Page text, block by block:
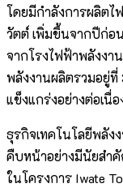
โดยมีกำลังการผลิตไ
วัตต์ เพิ่มขึ้นจากปีก่อ
จากโรงไฟฟ้าพลังงา
พลังงานผลิตรวมอยู่ที่
แข็งแกร่งอย่างต่อเนื่อ
ธุรกิจเทคโนโลยีพลัง
คืบหน้าอย่างมีนัยสำ
ในโครงการ Iwate